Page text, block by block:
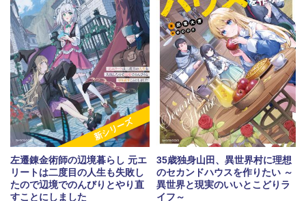
新シリーズ
左遷錬金術師の辺境暮らし 元エ
リートは二度目の人生も失敗し
たので辺境でのんびりとやり直
すことにしました
35歳独身山田、異世界村に理想
のセカンドハウスを作りたい ～
異世界と現実のいいとこどりラ
イフ～